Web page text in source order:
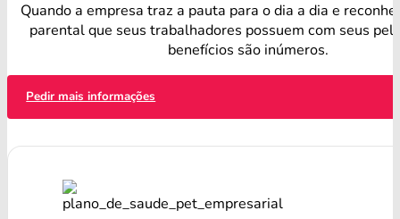
Quando a empresa traz a pauta para o dia a dia e
parental que seus trabalhadores possuem com seus
benefícios são inúmeros.
Pedir mais informações